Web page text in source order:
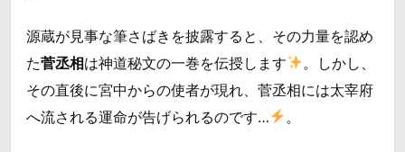
源蔵が見事な筆さばきを披露すると、その力量を認め
た菅丞相は神道秘文の一巻を伝授します
。しかし、
その直後に宮中からの使者が現れ、菅丞相には太宰府
へ流される運命が告げられるのです…
。